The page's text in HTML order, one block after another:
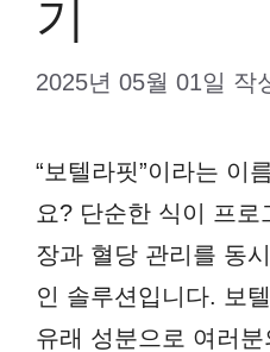
기
2025년 05월 01일 작
“보텔라핏”이라는 이
요? 단순한 식이 프
장과 혈당 관리를 동
인 솔루션입니다. 보
유래 성분으로 여러